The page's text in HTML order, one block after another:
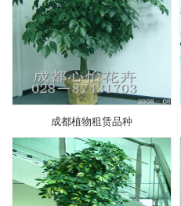
成都植物租赁品种